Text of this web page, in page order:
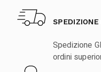
Spedizione
ordini